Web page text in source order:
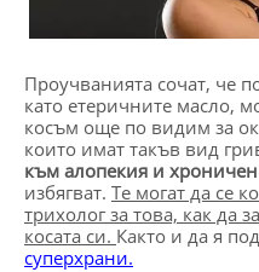
Проучванията сочат, че
като етеричните масло,
косъм още по видим за
които имат такъв вид
към алопекия и хроничен
избягват. Те могат да се
трихолог за това, как да
косата си. Както и да я
суперхрани.